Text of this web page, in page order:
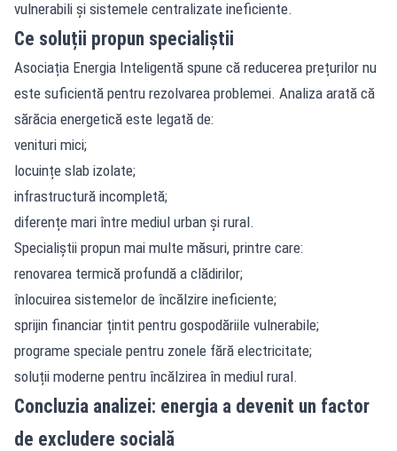
vulnerabili și sistemele centralizate ineficiente.
Ce soluții propun specialiștii
Asociația Energia Inteligentă spune că reducerea prețurilor nu
este suficientă pentru rezolvarea problemei. Analiza arată că
sărăcia energetică este legată de:
venituri mici;
locuințe slab izolate;
infrastructură incompletă;
diferențe mari între mediul urban și rural.
Specialiștii propun mai multe măsuri, printre care:
renovarea termică profundă a clădirilor;
înlocuirea sistemelor de încălzire ineficiente;
sprijin financiar țintit pentru gospodăriile vulnerabile;
programe speciale pentru zonele fără electricitate;
soluții moderne pentru încălzirea în mediul rural.
Concluzia analizei: energia a devenit un factor
de excludere socială